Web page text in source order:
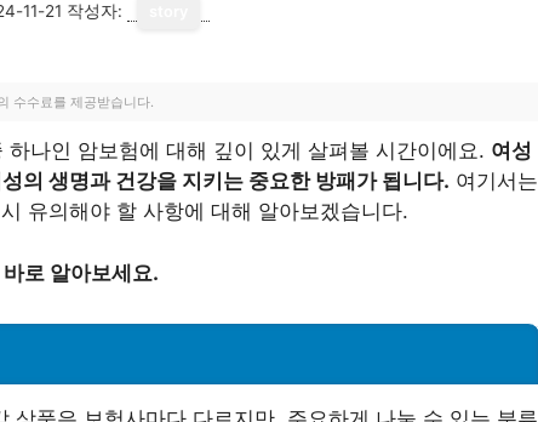
11-21 작성자:
수수료를 제공받습니다.
나인 암보험에 대해 깊이 있게 살펴볼 시간이에요. 여성
의 생명과 건강을 지키는 중요한 방패가 됩니다. 여기서는
유의해야 할 사항에 대해 알아보겠습니다.
로 알아보세요.